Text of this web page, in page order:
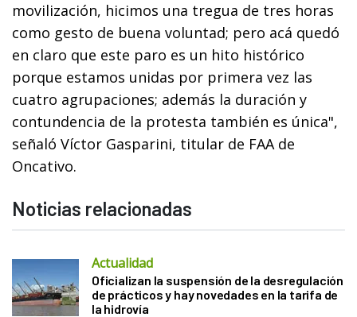
movilización, hicimos una tregua de tres horas
como gesto de buena voluntad; pero acá quedó
en claro que este paro es un hito histórico
porque estamos unidas por primera vez las
cuatro agrupaciones; además la duración y
contundencia de la protesta también es única",
señaló Víctor Gasparini, titular de FAA de
Oncativo.
Noticias relacionadas
Actualidad
Oficializan la suspensión de la desregulación
de prácticos y hay novedades en la tarifa de
la hidrovía